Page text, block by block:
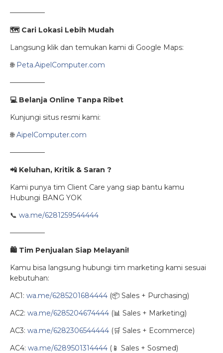
—————
🗺️ Cari Lokasi Lebih Mudah
Langsung klik dan temukan kami di Google Maps:
🌐 Peta.AipelComputer.com
—————
💻Belanja Online Tanpa Ribet
Kunjungi situs resmi kami:
🌐AipelComputer.com
—————
📲 Keluhan, Kritik & Saran ?
Kami punya tim Client Care yang siap bantu kamu
Hubungi BANG YOK
📞 wa.me/6281259544444
—————
🛍 ️ Tim Penjualan Siap Melayani!
Kamu bisa langsung hubungi tim marketing kami sesuai
kebutuhan:
AC1: wa.me/6285201684444 (📦 Sales + Purchasing)
AC2: wa.me/6285204674444 (📊 Sales + Marketing)
AC3: wa.me/6282306544444 (🛒 Sales + Ecommerce)
AC4: wa.me/6289501314444 (📱 Sales + Sosmed)